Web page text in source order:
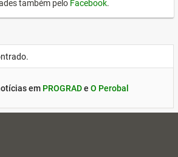
também pelo Facebook.
em PROGRADe O Perobal